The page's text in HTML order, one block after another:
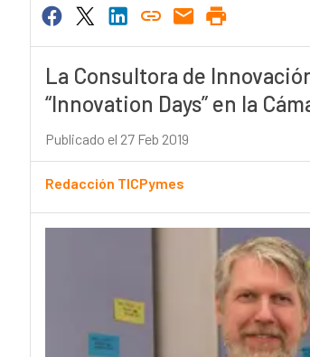
La Consultora de
“Innovation Days” en la
Publicado el 27 Feb 2019
Redacción TICPymes